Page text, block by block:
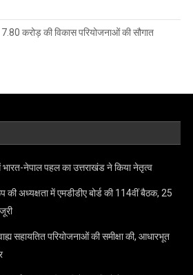
करोड़ की विकास परियोजनाओं की सौगात
नेपाल पहल का उत्तराखंड ने किया नेतृत्व
अध्यक्षता में एमडीडीए बोर्ड की 114वीं बैठक, 25
सहायतित परियोजनाओं की समीक्षा की, आधारभूत